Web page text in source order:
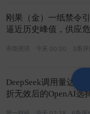
刚果（金）一纸禁令
逼近历史峰值，供应
市场资讯 今天 00:30 3条评
DeepSeek调用量达
折无效后的OpenAI选